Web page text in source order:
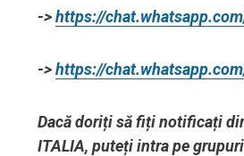
->https://
->https://
Dacă doriți să fiți notificați
ITALIA, puteți intra pe